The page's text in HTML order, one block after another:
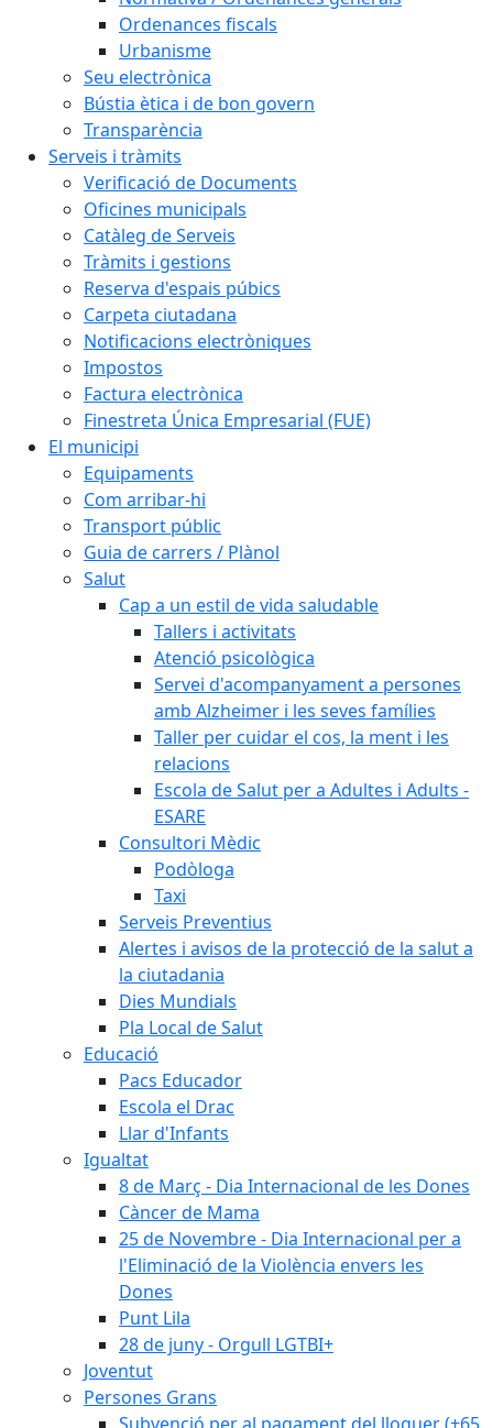
Ordenances fiscals
Urbanisme
Seu electrònica
Bústia ètica i de bon govern
Transparència
Serveis i tràmits
Verificació de Documents
Oficines municipals
Catàleg de Serveis
Tràmits i gestions
Reserva d'espais púbics
Carpeta ciutadana
Notificacions electròniques
Impostos
Factura electrònica
Finestreta Única Empresarial (FUE)
El municipi
Equipaments
Com arribar-hi
Transport públic
Guia de carrers / Plànol
Salut
Cap a un estil de vida saludable
Tallers i activitats
Atenció psicològica
Servei d'acompanyament a persones
amb Alzheimer i les seves famílies
Taller per cuidar el cos, la ment i les
relacions
Escola de Salut per a Adultes i Adults -
ESARE
Consultori Mèdic
Podòloga
Taxi
Serveis Preventius
Alertes i avisos de la protecció de la salut a
la ciutadania
Dies Mundials
Pla Local de Salut
Educació
Pacs Educador
Escola el Drac
Llar d'Infants
Igualtat
8 de Març - Dia Internacional de les Dones
Càncer de Mama
25 de Novembre - Dia Internacional per a
l'Eliminació de la Violència envers les
Dones
Punt Lila
28 de juny - Orgull LGTBI+
Joventut
Persones Grans